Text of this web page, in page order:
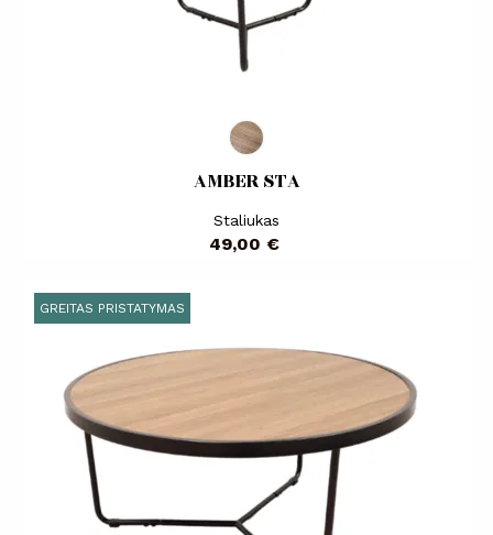
AMBER STA
Staliukas
Kaina
49,00 €
GREITAS PRISTATYMAS